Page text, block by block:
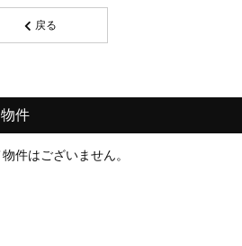
戻る
件
件はございません。